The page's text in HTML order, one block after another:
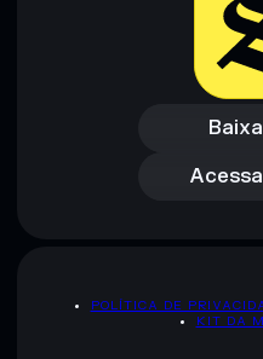
POLÍTICA DE
KIT DA